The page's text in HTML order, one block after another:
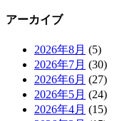
アーカイブ
2026年8月 (5)
2026年7月 (30)
2026年6月 (27)
2026年5月 (24)
2026年4月 (15)